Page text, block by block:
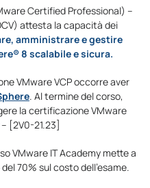
Certified Professional) –
attesta la capacità dei
amministrare e gestire
8 scalabile e sicura.
VMware VCP occorre aver
. Al termine del corso,
la certificazione VMware
– [2V0-21.23]
VMware IT Academy mette a
70% sul costo dell’esame.